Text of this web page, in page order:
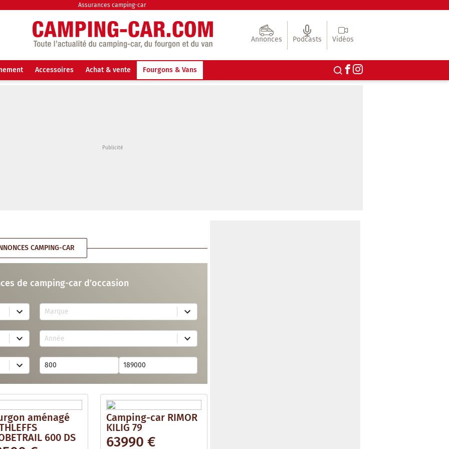
Assurances camping-car
Annonces Podcasts Vidéos
Accessoires Achat & vente Fourgons & Vans
CAMPING-CAR
de camping-car d’occasion
Marque
7
r
t
a
i
a
b
e
Année
1
r
e
t
s
a
v
a
a
aménagé
600 DS
Camping-car RIMOR
KILIG 79
63990 €